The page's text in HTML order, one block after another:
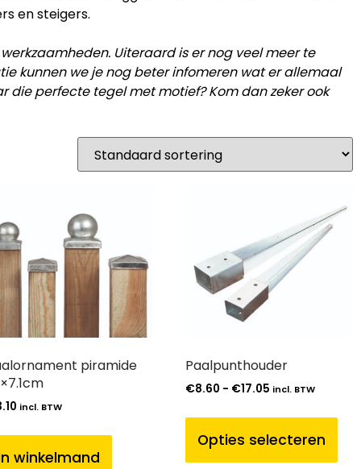
en steigers.
Uiteraard is er nog veel meer te
kunnen we je nog beter infomeren wat er allemaal
die perfecte tegel met motief? Kom dan zeker ook
piramide
incl. BTW
winkelmand
Paalpunthouder
€8.60 - €17.05 incl. BTW
Opties selecteren